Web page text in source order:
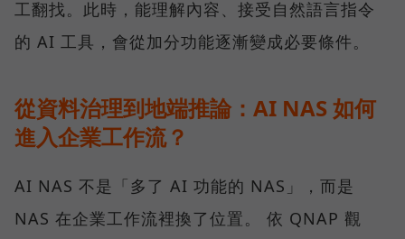
工翻找。此時，能理解內容、接受自然語言指令
的 AI 工具，會從加分功能逐漸變成必要條件。
從資料治理到地端推論：AI NAS 如何
進入企業工作流？
AI NAS 不是「多了 AI 功能的 NAS」，而是
NAS 在企業工作流裡換了位置。 依 QNAP 觀